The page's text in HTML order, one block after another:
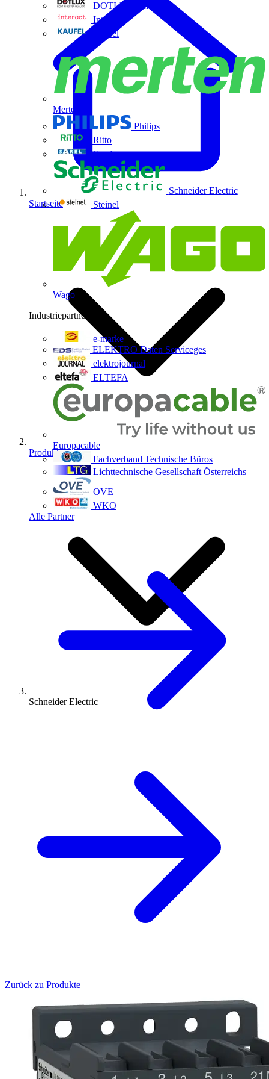
DOTLUX GmbH
Interact
Kaufel
Merten
Philips
Ritto
Sarel
Schneider Electric
Steinel
Wago
Industriepartner
e-marke
ELEKTRO Daten Serviceges
elektrojournal
ELTEFA
Europacable
Fachverband Technische Büros
Lichttechnische Gesellschaft Österreichs
OVE
WKO
Alle Partner
Startseite
Produkte
Schneider Electric
Zurück zu Produkte